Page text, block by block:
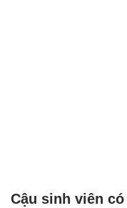
Cậu sinh viên